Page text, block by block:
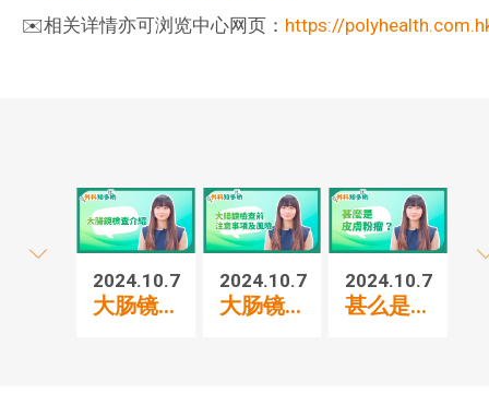
✉️相关详情亦可浏览中心网页： https://
2024.10.7
大肠镜...
2024.10.7
大肠镜...
2024.10.7
甚么是...